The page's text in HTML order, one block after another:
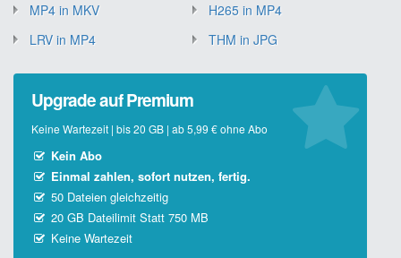
MP4 in MKV
H265 in MP4
LRV in MP4
THM in JPG
Upgrade auf Premium
Keine Wartezeit | bis 20 GB | ab 5,99 € ohne Abo
Kein Abo
Einmal zahlen, sofort nutzen, fertig.
50 Dateien gleichzeitig
20 GB Dateilimit Statt 750 MB
Keine Wartezeit